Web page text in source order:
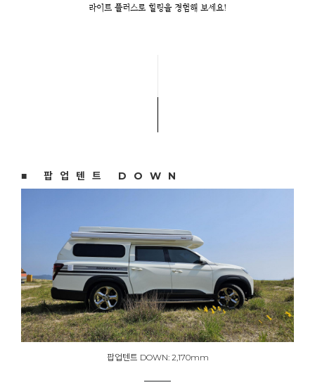
라이트 플러스로 힐링을 경험해 보세요!
■ 팝업텐트 DOWN
팝업텐트 DOWN: 2,170mm